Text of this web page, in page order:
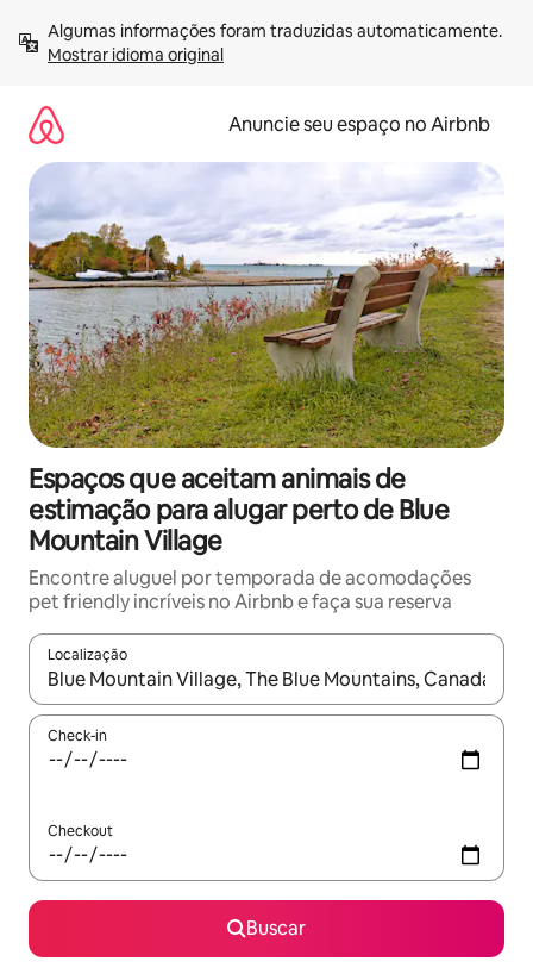
para
Mostrar idioma original
Anuncie seu espaço no Airbnb
Espaços que aceitam animais de
estimação para alugar perto de Blue
Mountain Village
Encontre aluguel por temporada de acomodações
pet friendly incríveis no Airbnb e faça sua reserva
Localização
Quando os resultados estiverem disponíveis, explore-os
Check-in
Checkout
Buscar